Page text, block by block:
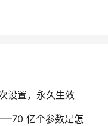
设置，永久生效
亿个参数是怎